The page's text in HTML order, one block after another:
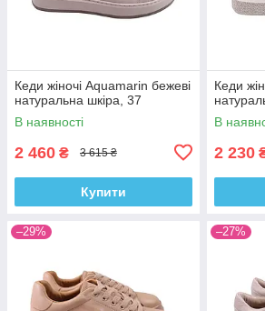
Кеди жіночі Aquamarin бежеві
натуральна шкіра, 37
В наявності
2 460 ₴ 3 615 ₴
Купити
Кеди
В
2 230
–29% –27%